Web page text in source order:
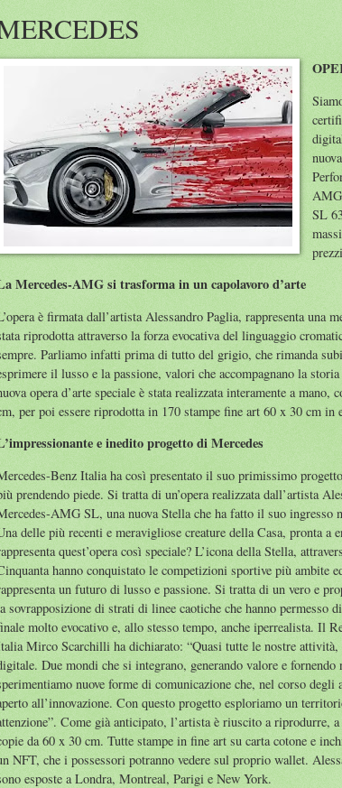
SL
Mercedes-AMG si trasforma in un capolavoro d’arte
è firmata dall’artista Alessandro Paglia, rappresenta
riprodotta attraverso la forza evocativa del linguaggio
Parliamo infatti prima di tutto del grigio, che rimanda
il lusso e la passione, valori che accompagnano la
opera d’arte speciale è stata realizzata interamente a
per poi essere riprodotta in 170 stampe fine art 60 x 30 cm
e inedito progetto di Mercedes
Benz Italia ha così presentato il suo primissimo
prendendo piede. Si tratta di un’opera realizzata dall’artista
AMG SL, una nuova Stella che ha fatto il suo
delle più recenti e meravigliose creature della Casa, pronta
quest’opera così speciale? L’icona della Stella,
hanno conquistato le competizioni sportive più ambite
un futuro di lusso e passione. Si tratta di un vero e
sovrapposizione di strati di linee caotiche che hanno
molto evocativo e, allo stesso tempo, anche iperrealista. Il
Mirco Scarchilli ha dichiarato: “Quasi tutte le nostre
Due mondi che si integrano, generando valore e
nuove forme di comunicazione che, nel corso
all’innovazione. Con questo progetto esploriamo un
Come già anticipato, l’artista è riuscito a riprodurre,
da 60 x 30 cm. Tutte stampe in fine art su carta cotone e
NFT, che i possessori potranno vedere sul proprio wallet.
esposte a Londra, Montreal, Parigi e New York.